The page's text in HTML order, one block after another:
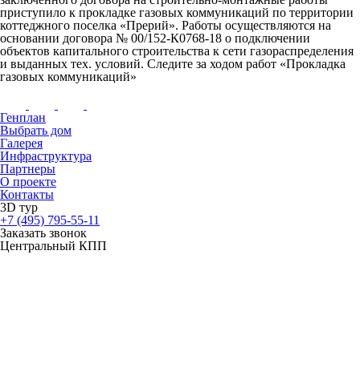
приступило к прокладке газовых коммуникаций по территории
коттеджного поселка «Прерий». Работы осуществляются на
основании договора № 00/152-К0768-18 о подключении
объектов капитального строительства к сети газораспределения
и выданных тех. условий. Следите за ходом работ «Прокладка
газовых коммуникаций»
Генплан
Выбрать дом
Галерея
Инфраструктура
Партнеры
О проекте
Контакты
3D тур
+7 (495) 795-55-11
Заказать звонок
Центральный КПП